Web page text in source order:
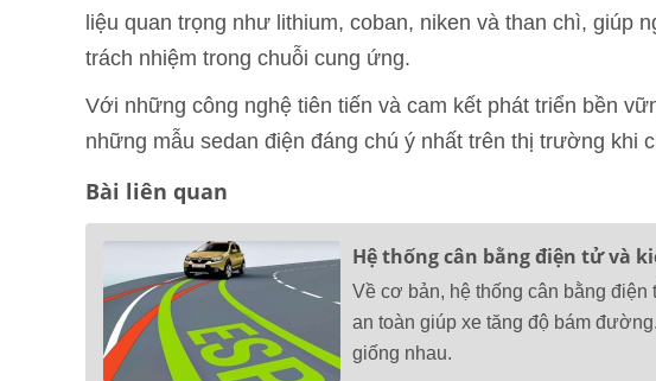
liệu quan trọng như lithium, coban, niken và than chì, giúp
trách nhiệm trong chuỗi cung ứng.
Với những công nghệ tiên tiến và cam kết phát triển bền
những mẫu sedan điện đáng chú ý nhất trên thị trường khi
Bài liên quan
Hệ thống cân bằng điện tử và
Về cơ bản, hệ thống cân bằng
an toàn giúp xe tăng độ bám
giống nhau.